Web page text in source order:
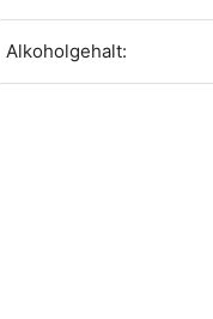
Alkoholgehalt: